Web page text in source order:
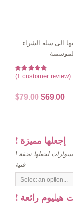
الى سلة الشراء
Rated5.00
1
customer
rating
(1 customer review)
$79.00 Original
$69.00
! إجعلها مميزة
! هل هذه الباقة فعلاً خاصة؟ أضف الآن أجمل الاكسسوارات لجعلها تحفة
فنية
هيليوم رائعة